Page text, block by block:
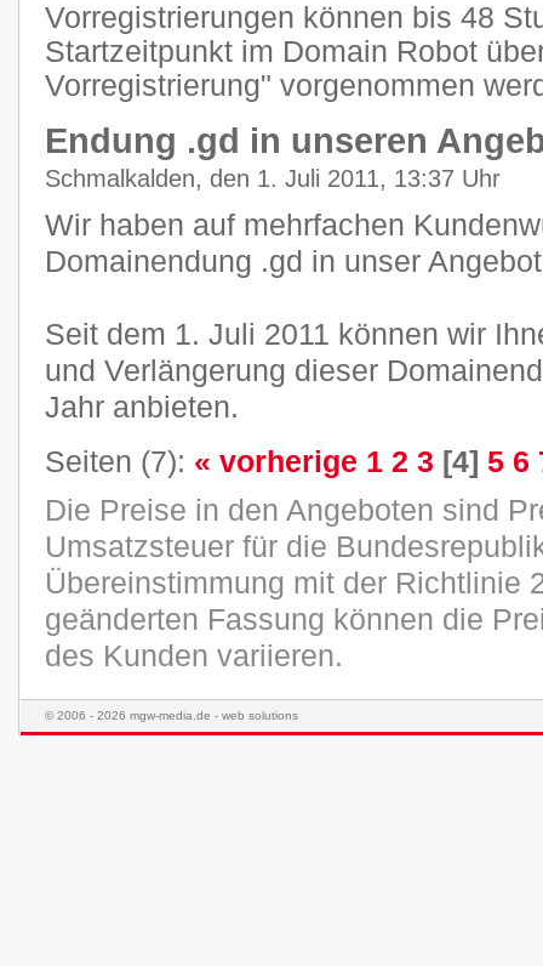
Vorregistrierungen können bis 48
Startzeitpunkt im Domain Robot
Vorregistrierung" vorgenommen
Endung .gd in unseren
Schmalkalden, den 1. Juli 2011, 13:37 Uhr
Wir haben auf mehrfachen
Domainendung .gd in unser
Seit dem 1. Juli 2011 können wir
und Verlängerung dieser
Jahr anbieten.
Seiten (7): « vorherige 1 2 3 [4] 5 6
Die Preise in den Angeboten sind
Umsatzsteuer für die
Übereinstimmung mit der Richtlinie
geänderten Fassung können die
des Kunden variieren.
© 2006 - 2026 mgw-media.de - web solutions